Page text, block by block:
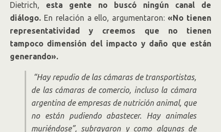
Dietrich, esta gente no buscó ningún canal de
diálogo. En relación a ello, argumentaron:«No tienen
representatividad y creemos que no tienen
tampoco dimensión del impacto y daño que están
generando».
“Hay repudio de las cámaras de transportistas,
de las cámaras de comercio, incluso la cámara
argentina de empresas de nutrición animal, que
no están pudiendo abastecer. Hay animales
muriéndose”, subrayaron y como algunas de